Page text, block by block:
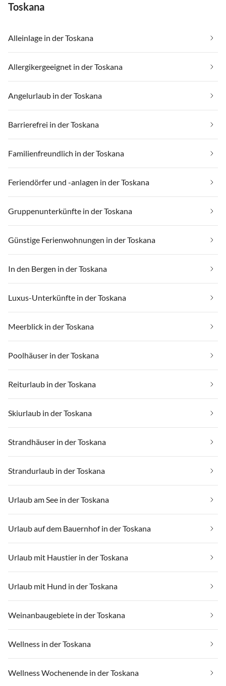
Toskana
Alleinlage in der Toskana
Allergikergeeignet in der Toskana
Angelurlaub in der Toskana
Barrierefrei in der Toskana
Familienfreundlich in der Toskana
Feriendörfer und -anlagen in der Toskana
Gruppenunterkünfte in der Toskana
Günstige Ferienwohnungen in der Toskana
In den Bergen in der Toskana
Luxus-Unterkünfte in der Toskana
Meerblick in der Toskana
Poolhäuser in der Toskana
Reiturlaub in der Toskana
Skiurlaub in der Toskana
Strandhäuser in der Toskana
Strandurlaub in der Toskana
Urlaub am See in der Toskana
Urlaub auf dem Bauernhof in der Toskana
Urlaub mit Haustier in der Toskana
Urlaub mit Hund in der Toskana
Weinanbaugebiete in der Toskana
Wellness in der Toskana
Wellness Wochenende in der Toskana